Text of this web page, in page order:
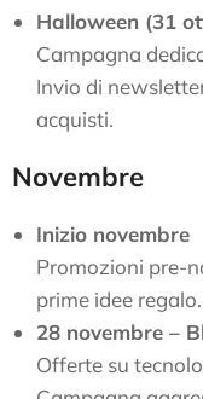
Halloween (31
Campagna
Invio di
acquisti.
Novembre
Inizio novembre
Promozioni pre-
prime idee regalo.
28 novembre –
Offerte su